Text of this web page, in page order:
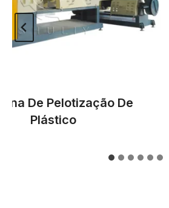
De Pelotização De
Plástico